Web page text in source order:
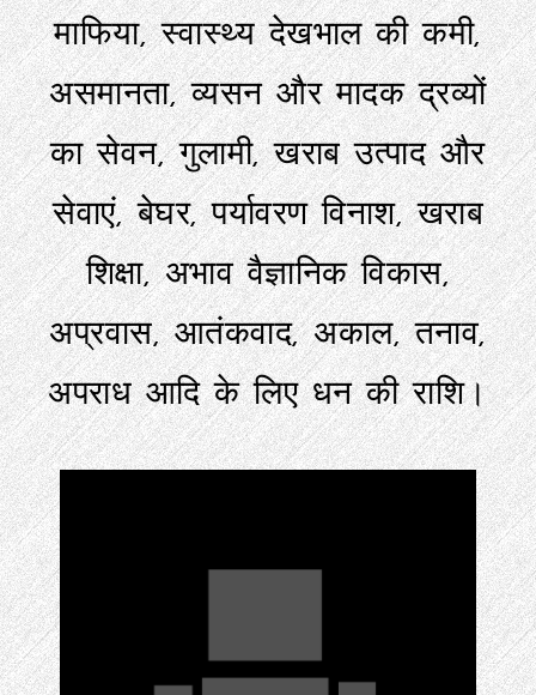
माफिया, स्वास्थ्य देखभाल की कमी,
असमानता, व्यसन और मादक द्रव्यों
का सेवन, गुलामी, खराब उत्पाद और
सेवाएं, बेघर, पर्यावरण विनाश, खराब
शिक्षा, अभाव वैज्ञानिक विकास,
अप्रवास, आतंकवाद, अकाल, तनाव,
अपराध आदि के लिए धन की राशि।